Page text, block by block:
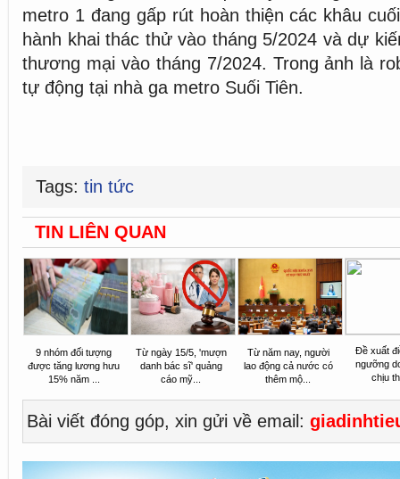
metro 1 đang gấp rút hoàn thiện các khâu
hành khai thác thử vào tháng 5/2024 và dự
thương mại vào tháng 7/2024. Trong ảnh là
tự động tại nhà ga metro Suối Tiên.
Tags: tin tức
TIN LIÊN QUAN
9 nhóm đối tượng
được tăng lương hưu
15% năm ...
Từ ngày 15/5, 'mượn
danh bác sĩ' quảng
cáo mỹ...
Từ năm nay, người
lao động cả nước có
thêm mộ...
Đề xuất
ngưỡng
chịu
Bài viết đóng góp, xin gửi về email: